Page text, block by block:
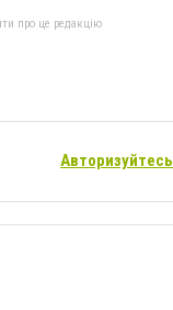
про це редакцію
Авторизуйтесь